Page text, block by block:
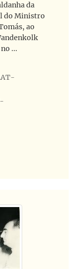
da
do Ministro
ao
...